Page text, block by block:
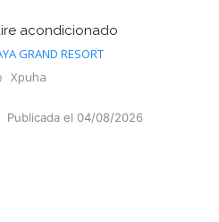
acondicionado
GRAND RESORT
Xpuha
Publicada el 04/08/2026